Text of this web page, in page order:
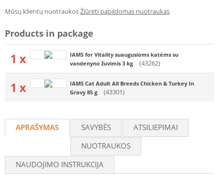
Mūsų klientų nuotraukosŽiūrėti papildomas nuotraukas
Products in package
1 x
IAMS for Vitality suaugusioms katėms su
vandenyno žuvimis 3 kg
(43262)
1 x
IAMS Cat Adult All Breeds Chicken & Turkey In
Gravy 85 g
(43301)
APRAŠYMAS SAVYBĖS
ATSILIEPIMAI
NUOTRAUKOS
NAUDOJIMO INSTRUKCIJA